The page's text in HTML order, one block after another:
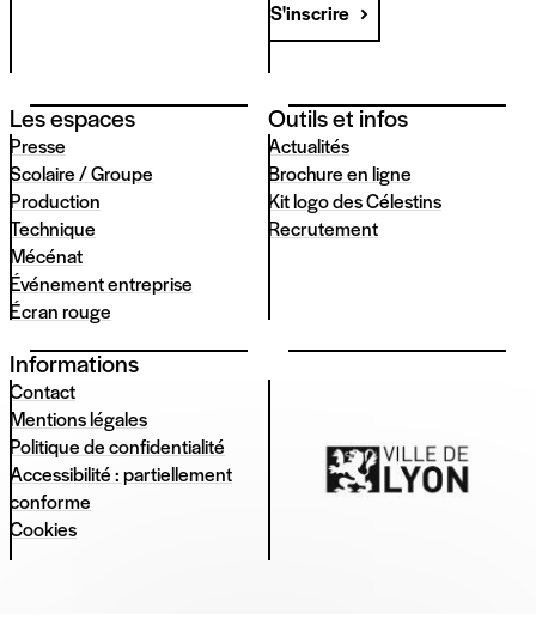
S'inscrire
Les espaces
Presse
Scolaire / Groupe
Production
Technique
Mécénat
Événement entreprise
Écran rouge
Outils et infos
Actualités
Brochure en ligne
Kit logo des Célestins
Recrutement
Informations
Contact
Mentions légales
Politique de confidentialité
Accessibilité : partiellement
conforme
Cookies